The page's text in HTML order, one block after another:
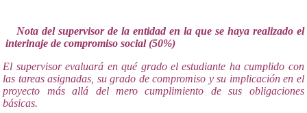
Nota del supervisor de la entidad en la que se haya realizado el
interinaje de compromiso social (50%)
El supervisor evaluará en qué grado el estudiante ha cumplido con
las tareas asignadas, su grado de compromiso y su implicación en el
proyecto más allá del mero cumplimiento de sus obligaciones
básicas.